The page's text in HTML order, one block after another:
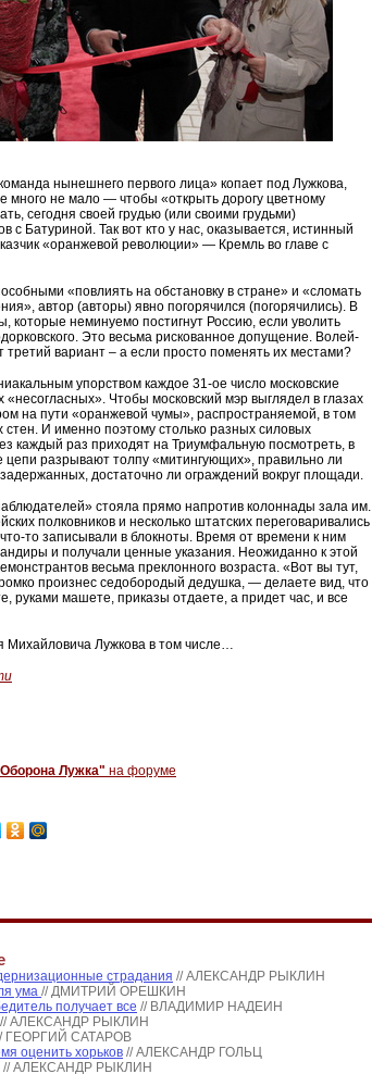
нынешнего первого лица» копает под Лужкова,
много не мало — чтобы «открыть дорогу цветному
сегодня своей грудью (или своими грудьми)
с Батуриной. Так вот кто у нас, оказывается, истинный
«оранжевой революции» — Кремль во главе с
«повлиять на обстановку в стране» и «сломать
автор (авторы) явно погорячился (погорячились). В
которые неминуемо постигнут Россию, если уволить
Это весьма рискованное допущение. Волей-
третий вариант – а если просто поменять их местами?
упорством каждое 31-ое число московские
«несогласных». Чтобы московский мэр выглядел в глазах
на пути «оранжевой чумы», распространяемой, в том
стен. И именно поэтому столько разных силовых
каждый раз приходят на Триумфальную посмотреть, в
цепи разрывают толпу «митингующих», правильно ли
достаточно ли ограждений вокруг площади.
стояла прямо напротив колоннады зала им.
полковников и несколько штатских переговаривались
то записывали в блокноты. Время от времени к ним
и получали ценные указания. Неожиданно к этой
весьма преклонного возраста. «Вот вы тут,
произнес седобородый дедушка, — делаете вид, что
руками машете, приказы отдаете, а придет час, и все
Лужкова в том числе…
Лужка" на форуме
страдания // АЛЕКСАНДР РЫКЛИН
ума // ДМИТРИЙ ОРЕШКИН
получает все // ВЛАДИМИР НАДЕИН
// АЛЕКСАНДР РЫКЛИН
ГЕОРГИЙ САТАРОВ
оценить хорьков // АЛЕКСАНДР ГОЛЬЦ
// АЛЕКСАНДР РЫКЛИН